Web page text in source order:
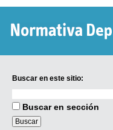
Buscar en este sitio:
en
sitio:
Buscar en sección